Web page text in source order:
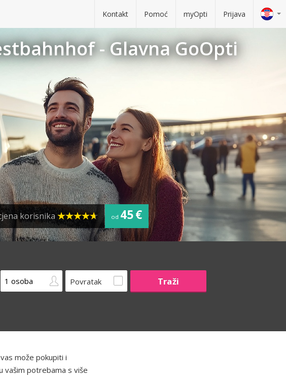
Kontakt Pomoć myOpti Prijava
- Glavna GoOpti
korisnika od 45 €
Povratak
može pokupiti i
vašim potrebama s više